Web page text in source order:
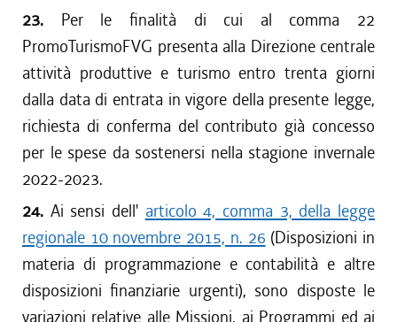
23. Per le finalità di cui al comma 22
PromoTurismoFVG presenta alla Direzione centrale
attività produttive e turismo entro trenta giorni
dalla data di entrata in vigore della presente legge,
richiesta di conferma del contributo già concesso
per le spese da sostenersi nella stagione invernale
2022-2023.
24. Ai sensi dell' articolo 4, comma 3, della legge
regionale 10 novembre 2015, n. 26 (Disposizioni in
materia di programmazione e contabilità e altre
disposizioni finanziarie urgenti), sono disposte le
variazioni relative alle Missioni, ai Programmi ed ai